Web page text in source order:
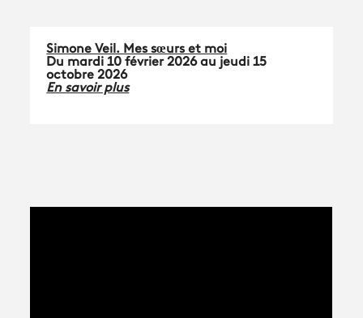
Simone Veil. Mes sœurs et moi
Du mardi 10 février 2026 au jeudi 15
octobre 2026
En savoir plus